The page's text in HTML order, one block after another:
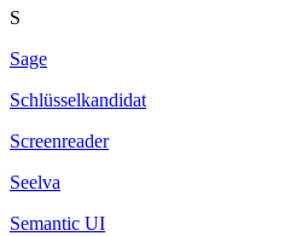
S
Sage
Schlüsselkandidat
Screenreader
Seelva
Semantic UI